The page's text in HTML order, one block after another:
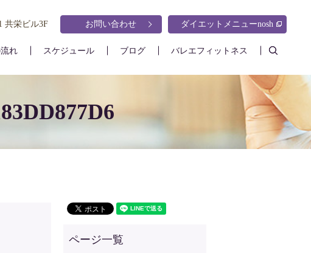
れ スケジュール ブログ バレエフィットネス search
共栄ビル3F お問い合わせ ダイエットメニューnosh